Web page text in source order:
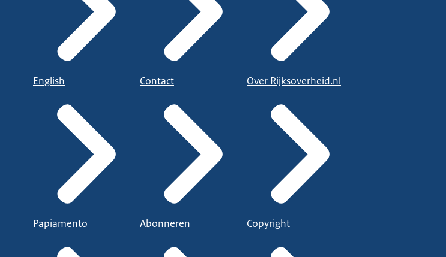
English
Papiamento
Contact
Abonneren
Over Rijksoverheid.nl
Copyright